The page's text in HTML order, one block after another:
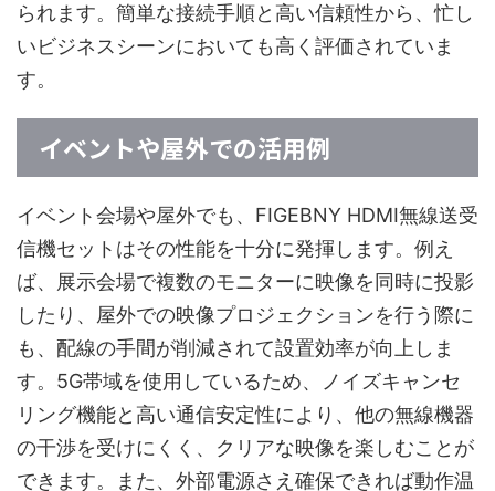
られます。簡単な接続手順と高い信頼性から、忙し
いビジネスシーンにおいても高く評価されていま
す。
イベントや屋外での活用例
イベント会場や屋外でも、FIGEBNY HDMI無線送受
信機セットはその性能を十分に発揮します。例え
ば、展示会場で複数のモニターに映像を同時に投影
したり、屋外での映像プロジェクションを行う際に
も、配線の手間が削減されて設置効率が向上しま
す。5G帯域を使用しているため、ノイズキャンセ
リング機能と高い通信安定性により、他の無線機器
の干渉を受けにくく、クリアな映像を楽しむことが
できます。また、外部電源さえ確保できれば動作温